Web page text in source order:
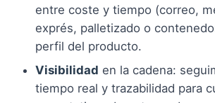
entre coste y tiempo (correo,
exprés, palletizado o
perfil del producto.
Visibilidad en la cadena:
tiempo real y trazabilidad para